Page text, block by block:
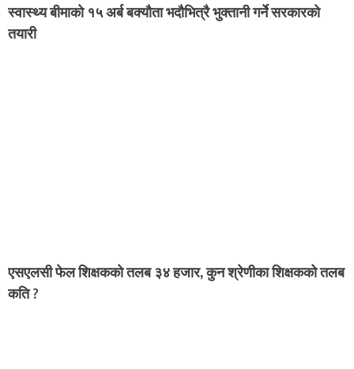
स्वास्थ्य बीमाको १५ अर्ब बक्यौता भदौभित्रै भुक्तानी गर्ने सरकारको
तयारी
एसएलसी फेल शिक्षकको तलब ३४ हजार, कुन श्रेणीका शिक्षकको तलब
कति ?